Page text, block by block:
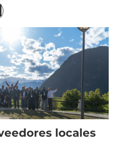
locales